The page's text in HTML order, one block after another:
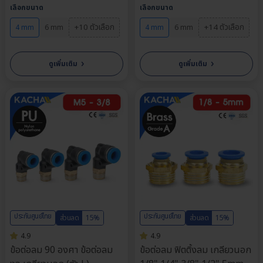
เลือกขนาด
4 mm
6 mm +10 ตัวเลือก
ดูเพิ่มเติม ›
เลือกขนาด
4 mm
6 mm +14 ตัวเลือก
ดูเพิ่มเติม ›
ประกันศูนย์ไทย ส่วนลด
15%
4.9
ข้อต่อลม 90 องศา ข้อต่อลม
ประกันศูนย์ไทย ส่วนลด
15%
4.9
ข้อต่อลม ฟิตติ้งลม เกลียวนอก